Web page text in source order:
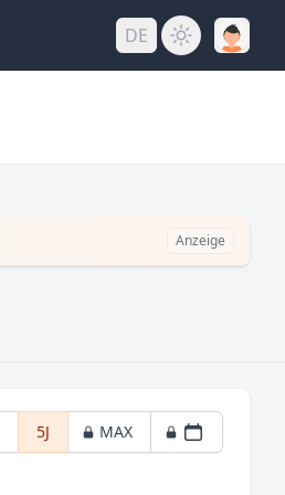
DE
Anzeige
5J MAX